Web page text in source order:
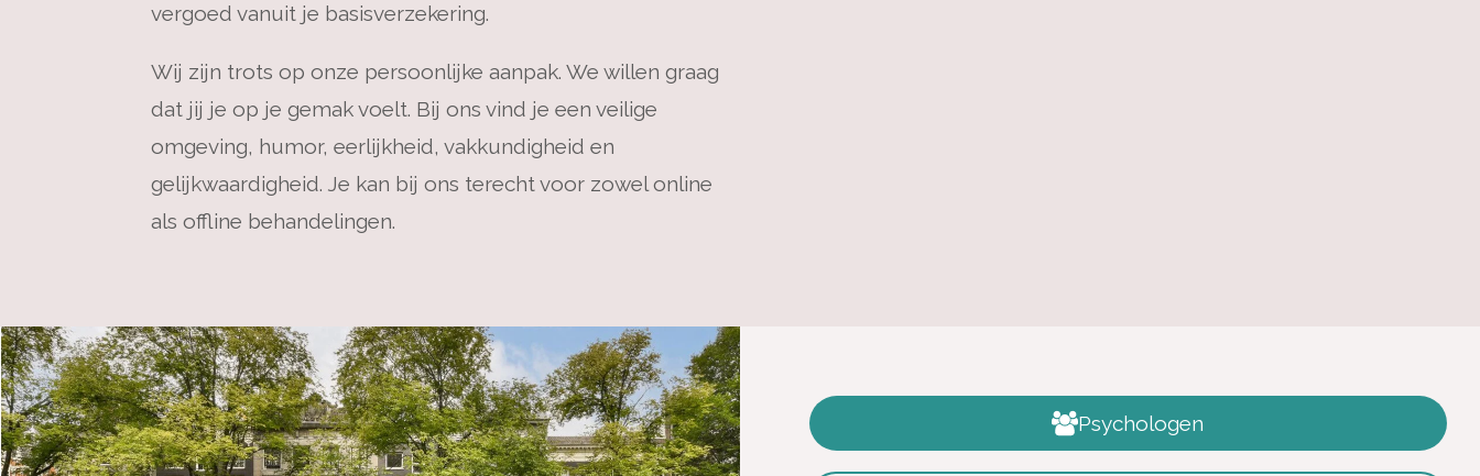
vergoed vanuit je basisverzekering.
Wij zijn trots op onze persoonlijke aanpak. We willen graag
dat jij je op je gemak voelt. Bij ons vind je een veilige
omgeving, humor, eerlijkheid, vakkundigheid en
gelijkwaardigheid. Je kan bij ons terecht voor zowel online
als offline behandelingen.
Psychologen